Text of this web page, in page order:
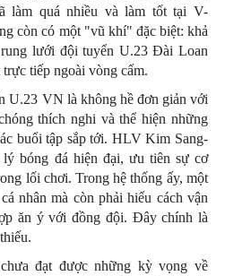
làm quá nhiều và làm tốt tại V-
còn có một "vũ khí" đặc biệt: khả
lưới đội tuyển U.23 Đài Loan
tiếp ngoài vòng cấm.
U.23 VN là không hề đơn giản với
thích nghi và thể hiện những
buổi tập sắp tới. HLV Kim Sang-
bóng đá hiện đại, ưu tiên sự cơ
lối chơi. Trong hệ thống ấy, một
nhân mà còn phải hiểu cách vận
ăn ý với đồng đội. Đây chính là
đạt được những kỳ vọng về